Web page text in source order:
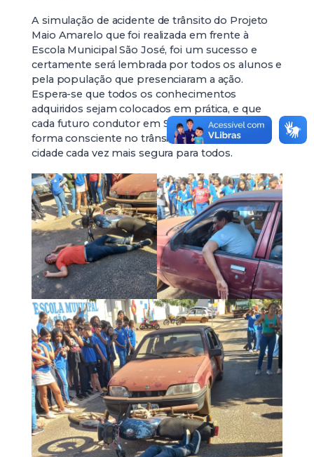
A simulação de acidente de trânsito do Projeto
Maio Amarelo que foi realizada em frente à
Escola Municipal São José, foi um sucesso e
certamente será lembrada por todos os alunos e
pela população que presenciaram a ação.
Espera-se que todos os conhecimentos
adquiridos sejam colocados em prática, e que
cada futuro condutor em Santa Vitória aja de
forma consciente no trânsito, tornando nossa
cidade cada vez mais segura para todos.